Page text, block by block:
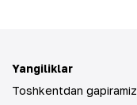
Yangiliklar
Toshkentdan gapiramiz